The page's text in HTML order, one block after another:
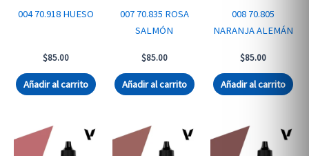
004 70.918 HUESO
$85.00
Añadir al carrito
007 70.835 ROSA
SALMÓN
$85.00
Añadir al carrito
008 70.805
NARANJA ALEMÁN
$85.00
Añadir al carrito